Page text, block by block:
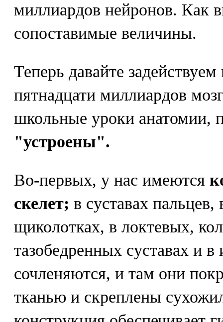
миллиардов нейронов. Как
сопоставимые величины.
Теперь давайте
пятнадцати миллиардов
школьные уроки анатомии,
"устроены".
Во-первых, у нас имеются
скелет; в суставах пальцев,
щиколотках, в локтевых,
тазобедренных суставах и
сочленяются, и там они
тканью и скреплены